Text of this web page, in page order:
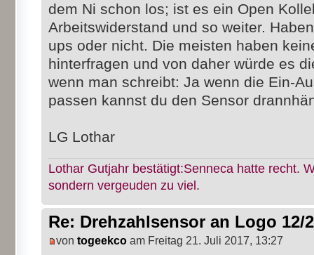
dem Ni schon los; ist es ein Open
Arbeitswiderstand und so weiter.
ups oder nicht. Die meisten haben
hinterfragen und von daher würde es
wenn man schreibt: Ja wenn die Ein-
passen kannst du den Sensor
LG Lothar
Lothar Gutjahr bestätigt:Senneca hatte recht.
sondern vergeuden zu viel.
Re: Drehzahlsensor an Logo 12/
von togeekco am Freitag 21. Juli 2017, 13:27